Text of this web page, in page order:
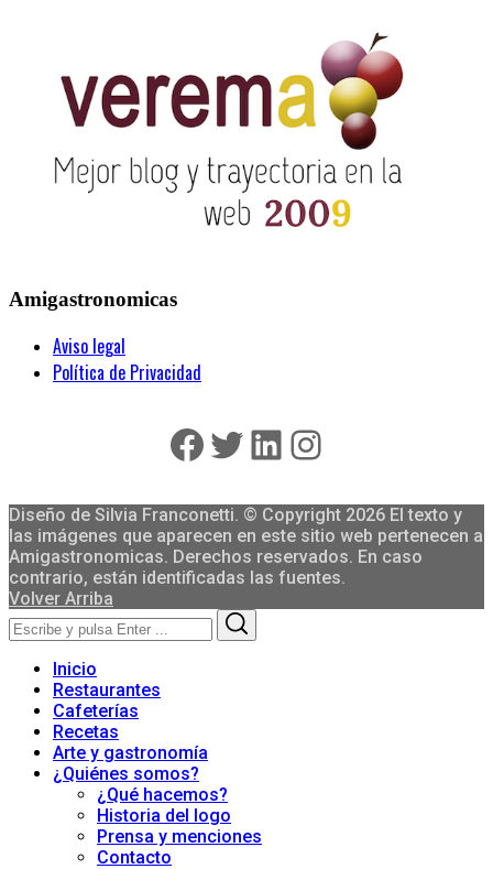
Amigastronomicas
Aviso legal
Política de Privacidad
Facebook
Twitter
LinkedIn
Instagram
Diseño de Silvia Franconetti. © Copyright 2026 El texto y
las imágenes que aparecen en este sitio web pertenecen a
Amigastronomicas. Derechos reservados. En caso
contrario, están identificadas las fuentes.
Volver Arriba
Search
for:
Inicio
Restaurantes
Cafeterías
Recetas
Arte y gastronomía
¿Quiénes somos?
¿Qué hacemos?
Historia del logo
Prensa y menciones
Contacto